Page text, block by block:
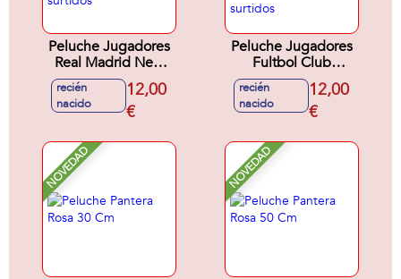
Peluche Jugadores
Real Madrid New
Edition 25 Cm
Sutidos - Modelos
surtidos
recién
nacido
12,00
€
Peluche Jugadores
Fultbol Club
Barcelona New
Edition 25 Cm
Surtidos - Modelos
recién
nacido
12,00
€
NOVEDAD NOVEDAD